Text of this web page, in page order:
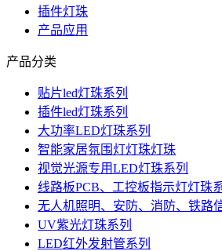
插件灯珠
产品应用
产品分类
贴片led灯珠系列
插件led灯珠系列
大功率LED灯珠系列
智能家居氛围灯灯珠灯珠
视觉光源专用LED灯珠系列
线路板PCB、工控板指示灯灯珠
无人机照明、安防、消防、铁路
UV紫光灯珠系列
LED红外发射管系列